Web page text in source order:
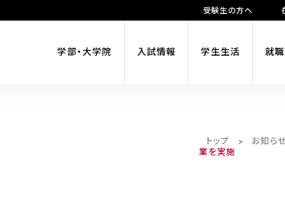
学部・大学院 入試情報 学生生活 就職
受験生の方へ
トップ > お知らせ
業を実施